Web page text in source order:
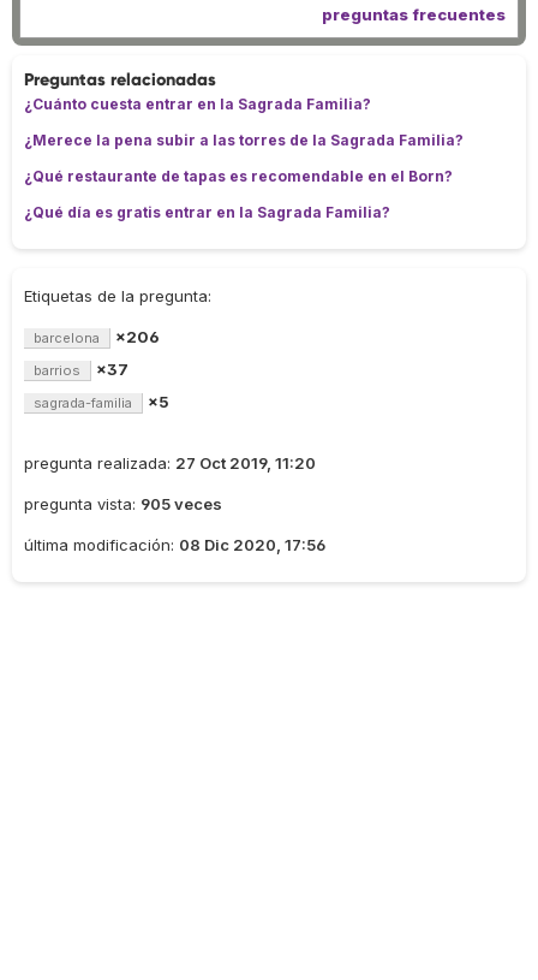
preguntas frecuentes
Preguntas relacionadas
¿Cuánto cuesta entrar en la Sagrada Familia?
¿Merece la pena subir a las torres de la Sagrada Familia?
¿Qué restaurante de tapas es recomendable en el Born?
¿Qué día es gratis entrar en la Sagrada Familia?
Etiquetas de la pregunta:
barcelona ×206
barrios ×37
sagrada-familia ×5
pregunta realizada: 27 Oct 2019, 11:20
pregunta vista: 905 veces
última modificación: 08 Dic 2020, 17:56